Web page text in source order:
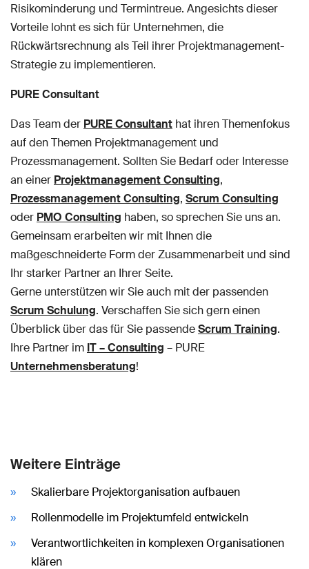
Risikominderung und Termintreue. Angesichts dieser
Vorteile lohnt es sich für Unternehmen, die
Rückwärtsrechnung als Teil ihrer Projektmanagement-
Strategie zu implementieren.
PURE Consultant
Das Team der PURE Consultant hat ihren Themenfokus
auf den Themen Projektmanagement und
Prozessmanagement. Sollten Sie Bedarf oder Interesse
an einer Projektmanagement Consulting,
Prozessmanagement Consulting, Scrum Consulting
oder PMO Consulting haben, so sprechen Sie uns an.
Gemeinsam erarbeiten wir mit Ihnen die
maßgeschneiderte Form der Zusammenarbeit und sind
Ihr starker Partner an Ihrer Seite.
Gerne unterstützen wir Sie auch mit der passenden
Scrum Schulung. Verschaffen Sie sich gern einen
Überblick über das für Sie passendeScrum Training.
Ihre Partner im IT – Consulting – PURE
Unternehmensberatung!
Weitere Einträge
Skalierbare Projektorganisation aufbauen
Rollenmodelle im Projektumfeld entwickeln
Verantwortlichkeiten in komplexen Organisationen
klären